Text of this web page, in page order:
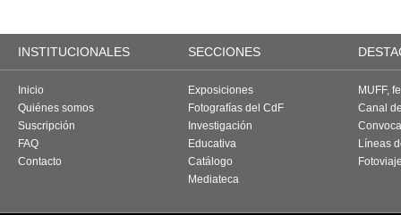
INSTITUCIONALES SECCIONES
Inicio
Quiénes somos
Suscripción
FAQ
Contacto
Exposiciones
Fotografías del CdF
Investigación
Educativa
Catálogo
Mediateca
MUFF,
Canal
Líneas